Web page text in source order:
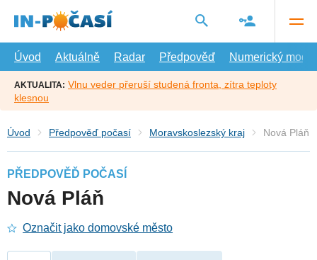
hlavní
Úvod
Aktuálně Radar Předpověď Numerický model
AKTUALITA: Vlnu veder přeruší studená fronta, zítra teploty
klesnou
Úvod Předpověď počasí Moravskoslezský kraj Nová Pláň
PŘEDPOVĚĎ POČASÍ
Nová Pláň
Označit jako domovské město